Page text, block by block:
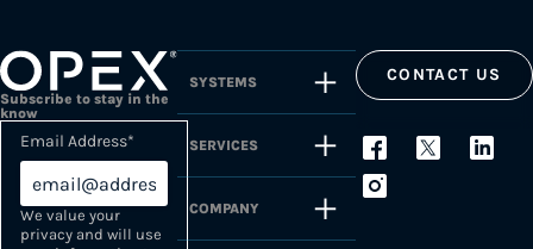
Subscribe to stay in the
know
Email Address*
We value your
privacy and will use
SYSTEMS
SERVICES
COMPANY
CONTACT US